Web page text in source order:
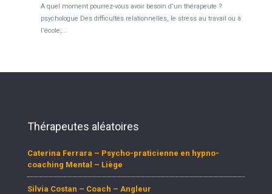
A quel moment pourrez-vous avoir besoin d’un thérapeute ?
psychologue Des difficultés relationnelles, le stress au travail ou à
l’école,...
Thérapeutes aléatoires
Caterina Ferrara – Psycho-praticienne en hypno-
coaching Mental – Liège
Silvia Costan – Coach – Angleur